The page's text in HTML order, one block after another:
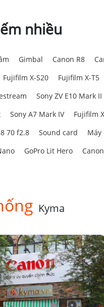
kính cókhẩu độ tối đa F4 cố
khẩu độ cực lớn, nó là một sự
Hiệu suất quang học đặc
thiết kế để mang lại độ rõ
cầu, một thấu kính DSA, hai
nhiều
Gimbal Canon R8
Fujifilm X-S20 Fujifilm X-T5
Sony ZV E10 Mark II
Sony A7 Mark IV Fujifilm
70 f2.8
Sound card Máy
GoPro Lit Hero
Kyma